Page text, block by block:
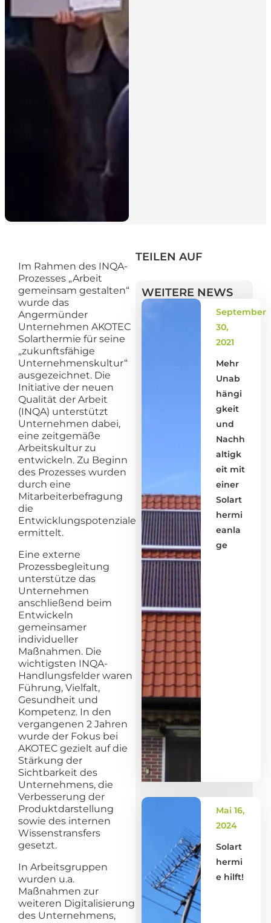
Im Rahmen des INQA-
Prozesses „Arbeit
gemeinsam gestalten“
wurde das
Angermünder
Unternehmen AKOTEC
Solarthermie für seine
„zukunftsfähige
Unternehmenskultur“
ausgezeichnet. Die
Initiative der neuen
Qualität der Arbeit
(INQA) unterstützt
Unternehmen dabei,
eine zeitgemäße
Arbeitskultur zu
entwickeln. Zu Beginn
des Prozesses wurden
durch eine
Mitarbeiterbefragung
die
Entwicklungspotenziale
ermittelt.
Eine externe
Prozessbegleitung
unterstütze das
Unternehmen
anschließend beim
Entwickeln
gemeinsamer
individueller
Maßnahmen. Die
wichtigsten INQA-
Handlungsfelder waren
Führung, Vielfalt,
Gesundheit und
Kompetenz. In den
vergangenen 2 Jahren
wurde der Fokus bei
AKOTEC gezielt auf die
Stärkung der
Sichtbarkeit des
Unternehmens, die
Verbesserung der
Produktdarstellung
sowie des internen
Wissenstransfers
gesetzt.
In Arbeitsgruppen
wurden u.a.
Maßnahmen zur
weiteren Digitalisierung
des Unternehmens,
TEILEN AUF
WEITERE NEWS
September
30,
2021
Mehr
Unab
hängi
gkeit
und
Nachh
altigk
eit mit
einer
Solart
hermi
eanla
ge
Mai 16,
2024
Solart
hermi
e hilft!